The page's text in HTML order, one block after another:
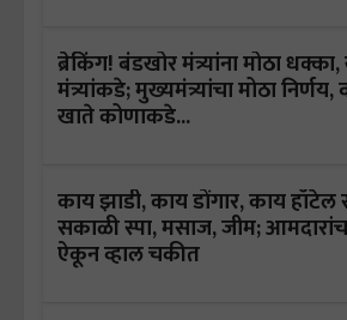
ब्रेकिंग! बंडखोर मंत्र्यांना मोठा
मंत्र्यांकडे; मुख्यमंत्र्यांचा मोठा
खाते कोणाकडे...
काय झाडी, काय डोंगार, काय
सकाळी स्पा, मसाज, जीम;
ऐकून व्हाल चकीत